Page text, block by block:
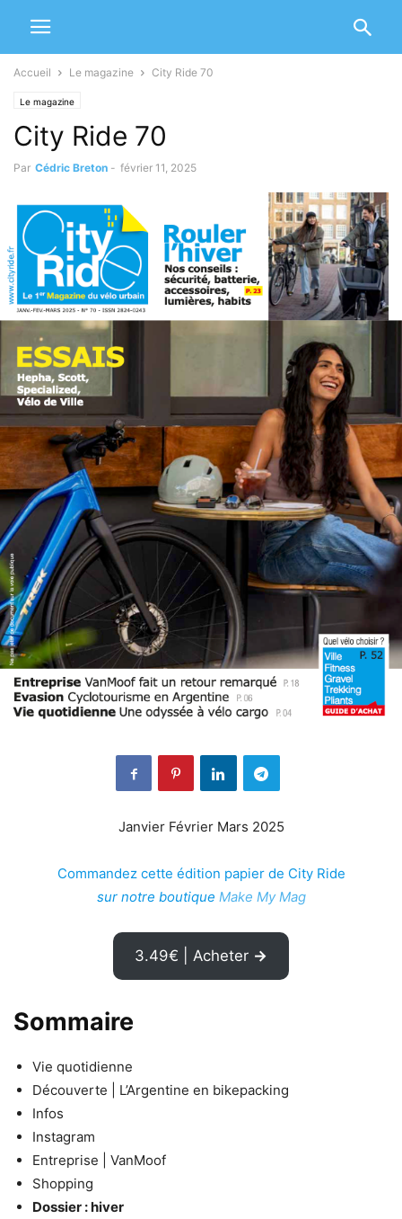
Accueil Le magazine City Ride 70
Le magazine
City Ride 70
Par Cédric Breton - février 11, 2025
Janvier Février Mars 2025
Commandez cette édition papier de City Ride
sur notre boutique Make My Mag
3.49€ | Acheter →
Sommaire
Vie quotidienne
Découverte | L’Argentine en bikepacking
Infos
Instagram
Entreprise | VanMoof
Shopping
Dossier : hiver